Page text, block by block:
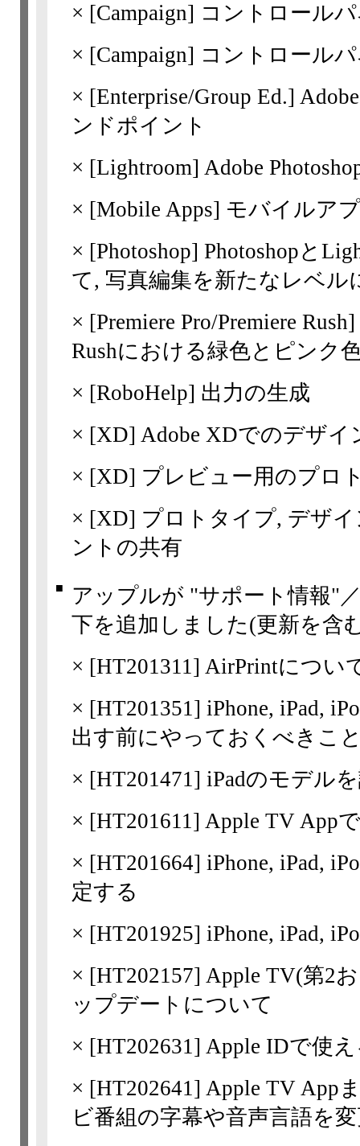
× [Campaign] コントロール
× [Campaign] コントロール
× [Enterprise/Group Ed.]
ンドポイント
× [Lightroom] Adobe
× [Mobile Apps] モバイルア
× [Photoshop] Photoshopと
て, 写真編集を新たなレベル
× [Premiere Pro/Premiere
Rushにおける緑色とピンク
× [RoboHelp] 出力の生成
× [XD] Adobe XDでのデザ
× [XD] プレビュー用のプロ
× [XD] プロトタイプ, デザ
ントの共有
■
アップルが "サポート情報"
下を追加しました(更新を含
× [HT201311] AirPrintについ
× [HT201351] iPhone, iPad,
出す前にやっておくべきこ
× [HT201471] iPadのモデル
× [HT201611] Apple TV App
× [HT201664] iPhone, iPad,
定する
× [HT201925] iPhone, iPad,
× [HT202157] Apple TV(第2
ップデートについて
× [HT202631] Apple IDで使
× [HT202641] Apple TV App
ビ番組の字幕や音声言語を